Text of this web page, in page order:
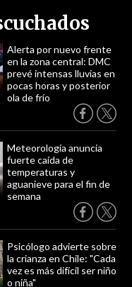
Alerta por nuevo frente
en la zona central: DMC
prevé intensas lluvias en
pocas horas y posterior
ola de frío
Meteorología anuncia
fuerte caída de
temperaturas y
aguanieve para el fin de
semana
Psicólogo advierte sobre
la crianza en Chile: "Cada
vez es más difícil ser niño
o niña"